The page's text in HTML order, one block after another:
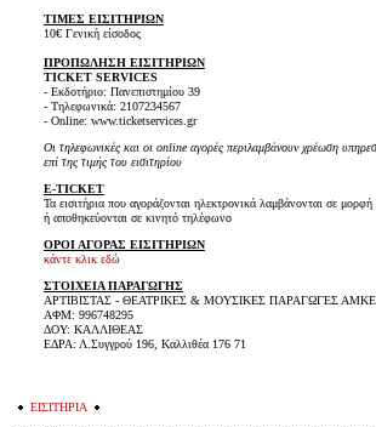
ΤΙΜΕΣ ΕΙΣΙΤΗΡΙΩΝ
10€ Γενική είσοδος
ΠΡΟΠΩΛΗΣΗ ΕΙΣΙΤΗΡΙΩΝ
TICKET SERVICES
- Εκδοτήριο: Πανεπιστημίου 39
- Τηλεφωνικά: 2107234567
- Online: www.ticketservices.gr
Οι τηλεφωνικές και οι online αγορές περιλαμβάνουν χρέωση
επί της τιμής του εισιτηρίου
E-TICKET
Τα εισιτήρια που αγοράζονται ηλεκτρονικά λαμβάνονται σε
ή αποθηκεύονται σε κινητό τηλέφωνο
ΟΡΟΙ ΑΓΟΡΑΣ ΕΙΣΙΤΗΡΙΩΝ
κάντε κλικ εδώ
ΣΤΟΙΧΕΙΑ ΠΑΡΑΓΩΓΗΣ
ΑΡΤΙΒΙΣΤΑΣ - ΘΕΑΤΡΙΚΕΣ & ΜΟΥΣΙΚΕΣ ΠΑΡΑΓΩΓΕΣ ΑΜΚΕ
ΑΦΜ: 996748295
ΔΟΥ: ΚΑΛΛΙΘΕΑΣ
ΕΔΡΑ: Λ.Συγγρού 196, Καλλιθέα 176 71
ΕΙΣΙΤΗΡΙΑ